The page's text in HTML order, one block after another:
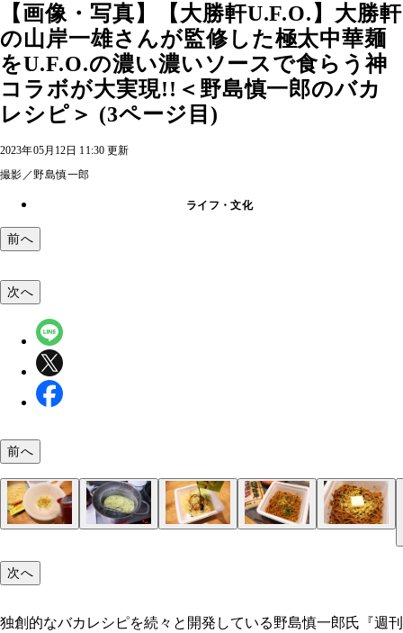
【画像・写真】【大勝軒U.F.O.】大勝軒
の山岸一雄さんが監修した極太中華麺
をU.F.O.の濃い濃いソースで食らう神
コラボが大実現!!＜野島慎一郎のバカ
レシピ＞ (3ページ目)
2023年05月12日 11:30 更新
撮影／野島慎一郎
ライフ・文化
前へ
（１）かやく！ 日清焼そばU.F.O.の容器から麺、
（２）ゆでる！ 鍋にたっぷりのお湯を沸かし、
（３）仕上げ！ （１）と（２）を容器に戻し、
（５）バタたま！ さらにガッツリと極太麺を堪
次へ
前へ
次へ
独創的なバカレシピを続々と開発している野島慎一郎氏『週刊